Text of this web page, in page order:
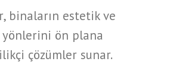
binaların estetik ve
ön plana
çözümler sunar.